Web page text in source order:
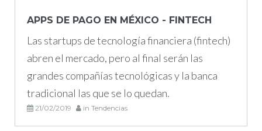
APPS DE PAGO EN MÉXICO - FINTECH
Las startups de tecnología financiera (fintech)
abren el mercado, pero al final serán las
grandes compañías tecnológicas y la banca
tradicional las que se lo quedan.
21/02/2019 in Tendencias